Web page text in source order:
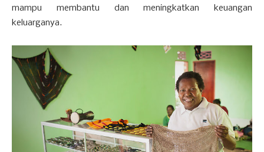
mampu membantu dan meningkatkan keuangan
keluarganya.